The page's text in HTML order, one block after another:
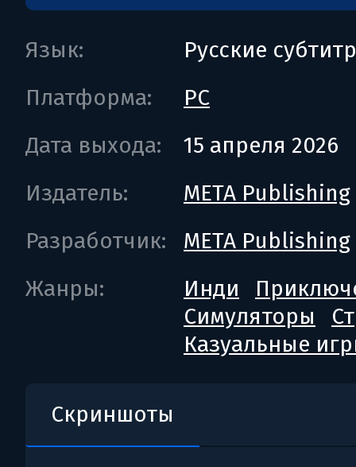
Язык:
Русские
Платформа:
PC
Дата выхода:
15 апреля 2026
Издатель:
META Publishing
Разработчик:
META Publishing
Жанры:
Инди
Симуляторы
Казуальные
Скриншоты